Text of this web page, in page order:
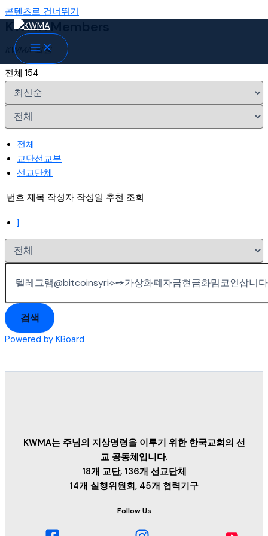
콘텐츠로 건너뛰기
KWMA Members
KWMA 회원
전체 154
전체
교단선교부
선교단체
번호 제목 작성자 작성일 추천 조회
1
검색
Powered by KBoard
KWMA는 주님의 지상명령을 이루기 위한 한국교회의 선
교 공동체입니다.
18개 교단, 136개 선교단체
14개 실행위원회, 45개 협력기구
Follow Us